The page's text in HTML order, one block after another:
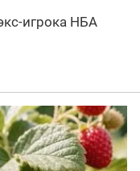
игрока НБА